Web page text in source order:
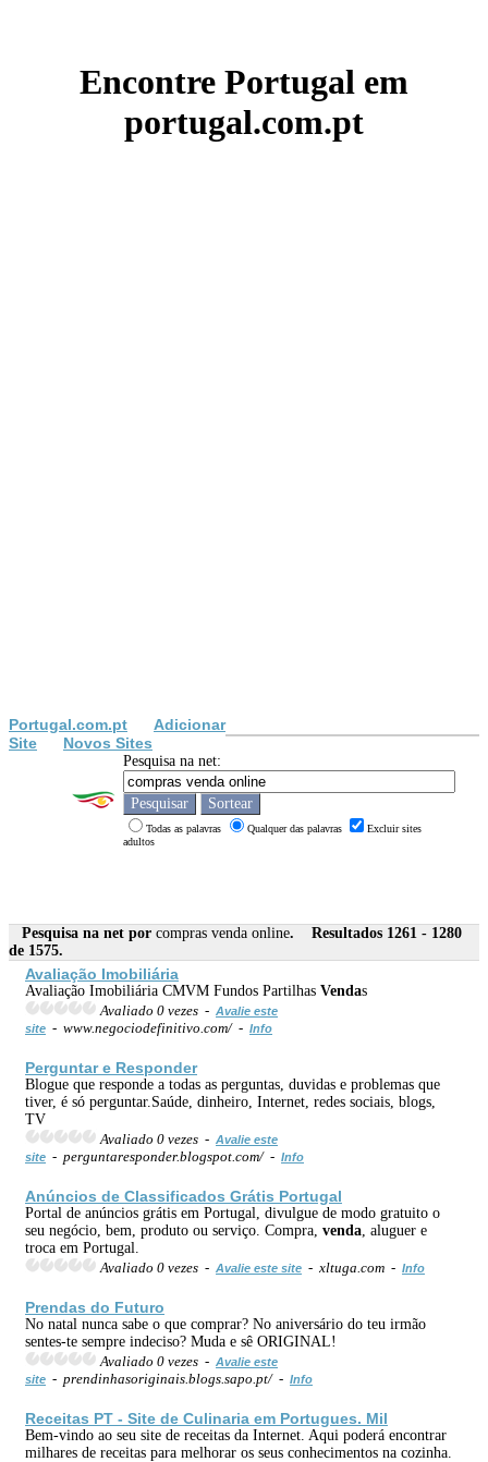
Encontre Portugal em
portugal.com.pt
Portugal.com.pt
Adicionar
Site
Novos Sites
Pesquisa na net:
Todas as palavras Qualquer das palavras
Excluir sites
adultos
Pesquisa na net por compras venda online. Resultados 1261 - 1280
de 1575.
Avaliação Imobiliária
Avaliação Imobiliária CMVM Fundos Partilhas Vendas
Avaliado 0 vezes - Avalie este
site - www.negociodefinitivo.com/ - Info
Perguntar e Responder
Blogue que responde a todas as perguntas, duvidas e problemas que
tiver, é só perguntar.Saúde, dinheiro, Internet, redes sociais, blogs,
TV
Avaliado 0 vezes - Avalie este
site - perguntaresponder.blogspot.com/ - Info
Anúncios de Classificados Grátis Portugal
Portal de anúncios grátis em Portugal, divulgue de modo gratuito o
seu negócio, bem, produto ou serviço. Compra, venda , aluguer e
troca em Portugal.
Avaliado 0 vezes - Avalie este site - xltuga.com - Info
Prendas do Futuro
No natal nunca sabe o que comprar? No aniversário do teu irmão
sentes-te sempre indeciso? Muda e sê ORIGINAL!
Avaliado 0 vezes - Avalie este
site - prendinhasoriginais.blogs.sapo.pt/ - Info
Receitas PT - Site de Culinaria em Portugues. Mil
Bem-vindo ao seu site de receitas da Internet. Aqui poderá encontrar
milhares de receitas para melhorar os seus conhecimentos na cozinha.